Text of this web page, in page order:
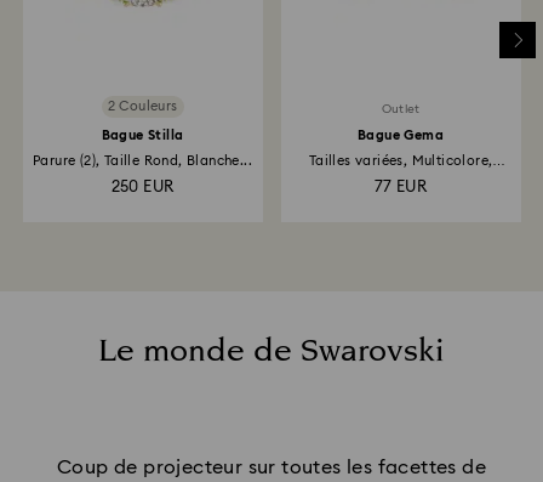
2 Couleurs
Bague Stilla
Parure (2), Taille Rond, Blanche...
250 EUR
Outlet
Bague Gema
Tailles variées, Multicolore,
77 EUR
Le monde de Swarovski
Coup de projecteur sur toutes les facettes de